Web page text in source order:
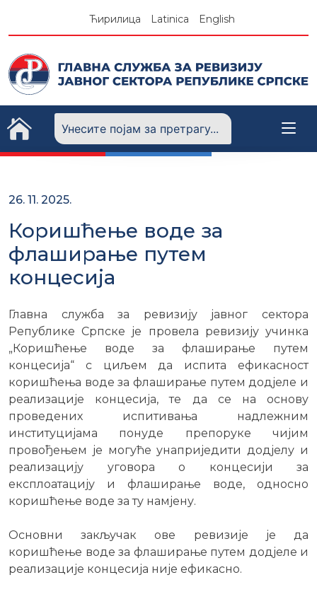
Ћирилица Latinica English
26. 11. 2025.
Коришћење воде за
флаширање путем
концесија
Главна служба за ревизију јавног сектора
Републике Српске је провела ревизију учинка
„Коришћење воде за флаширање путем
концесија“ с циљем да испита ефикасност
коришћења воде за флаширање путем додјеле и
реализације концесија, те да се на основу
проведених испитивања надлежним
институцијама понуде препоруке чијим
провођењем је могуће унаприједити додјелу и
реализацију уговора о концесији за
експлоатацију и флаширање воде, односно
коришћење воде за ту намјену.
Основни закључак ове ревизије је да
коришћење воде за флаширање путем додјеле и
реализације концесија није ефикасно.